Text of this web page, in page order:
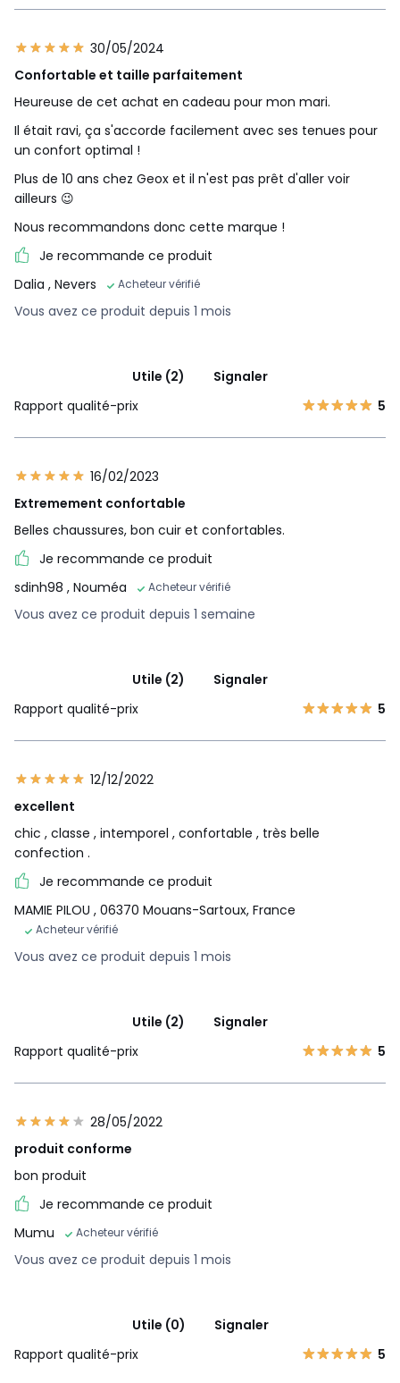
30/05/2024
Confortable et taille parfaitement
Heureuse de cet achat en cadeau pour mon mari.
Il était ravi, ça s'accorde facilement avec ses tenues pour
un confort optimal !
Plus de 10 ans chez Geox et il n'est pas prêt d'aller voir
ailleurs 😉
Nous recommandons donc cette marque !
Je recommande ce produit
Dalia , Nevers Acheteur vérifié
Vous avez ce produit depuis 1 mois
Utile (2)
Signaler
Rapport qualité-prix
5
16/02/2023
Extremement confortable
Belles chaussures, bon cuir et confortables.
Je recommande ce produit
sdinh98 , Nouméa Acheteur vérifié
Vous avez ce produit depuis 1 semaine
Utile (2)
Signaler
Rapport qualité-prix
5
12/12/2022
excellent
chic , classe , intemporel , confortable , très belle
confection .
Je recommande ce produit
MAMIE PILOU , 06370 Mouans-Sartoux, France
Acheteur vérifié
Vous avez ce produit depuis 1 mois
Utile (2)
Signaler
Rapport qualité-prix
5
28/05/2022
produit conforme
bon produit
Je recommande ce produit
Mumu
Acheteur vérifié
Vous avez ce produit depuis 1 mois
Utile (0)
Signaler
Rapport qualité-prix
5